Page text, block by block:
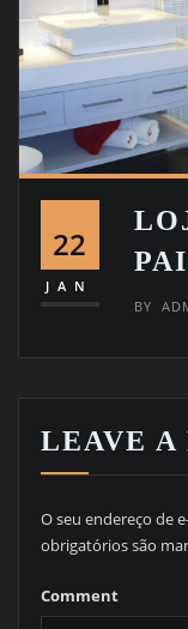
22
JAN
BY
LEAVE A
O seu endereço de
obrigatórios são
Comment